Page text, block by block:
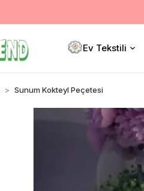
Ev Tekstili
Sunum Kokteyl Peçetesi